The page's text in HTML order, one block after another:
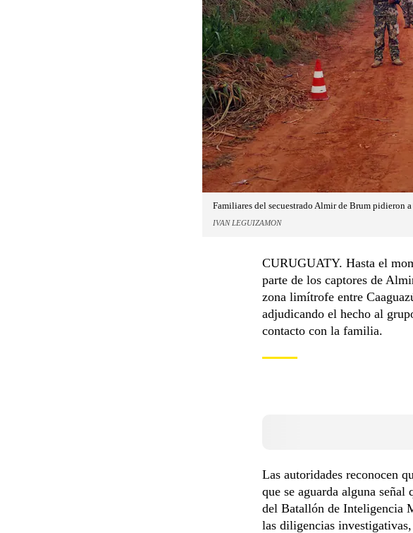
Familiares del secuestrado Almir de Brum pidieron
IVAN LEGUIZAMON
CURUGUATY. Hasta el
parte de los captores de
zona limítrofe entre
adjudicando el hecho al
contacto con la familia.
Las autoridades reconocen
que se aguarda alguna
del Batallón de Inteligencia
las diligencias investigativas,